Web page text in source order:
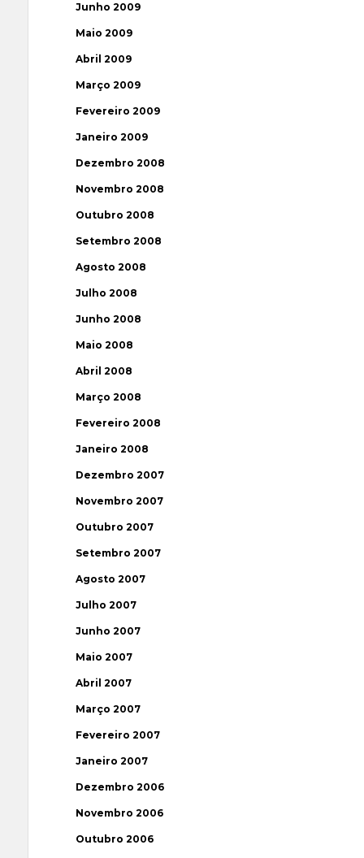
Junho 2009
Maio 2009
Abril 2009
Março 2009
Fevereiro 2009
Janeiro 2009
Dezembro 2008
Novembro 2008
Outubro 2008
Setembro 2008
Agosto 2008
Julho 2008
Junho 2008
Maio 2008
Abril 2008
Março 2008
Fevereiro 2008
Janeiro 2008
Dezembro 2007
Novembro 2007
Outubro 2007
Setembro 2007
Agosto 2007
Julho 2007
Junho 2007
Maio 2007
Abril 2007
Março 2007
Fevereiro 2007
Janeiro 2007
Dezembro 2006
Novembro 2006
Outubro 2006